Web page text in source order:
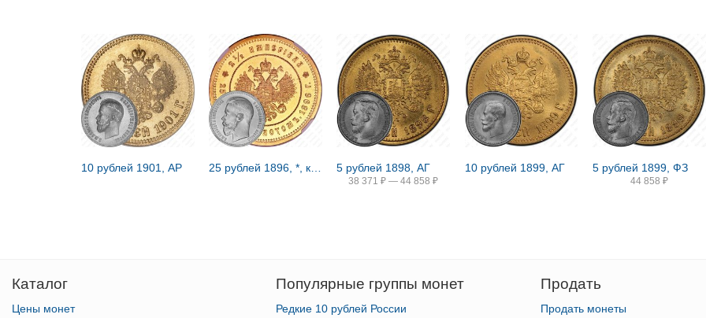
10 рублей 1901, АР 5 рублей 1898, АГ
38 371 ₽ — 44 858 ₽
10 рублей 1899, АГ 5 рублей 1899, ФЗ
44 858 ₽
Каталог
Цены монет
Популярные группы монет
Редкие 10 рублей России
Продать
Продать монеты